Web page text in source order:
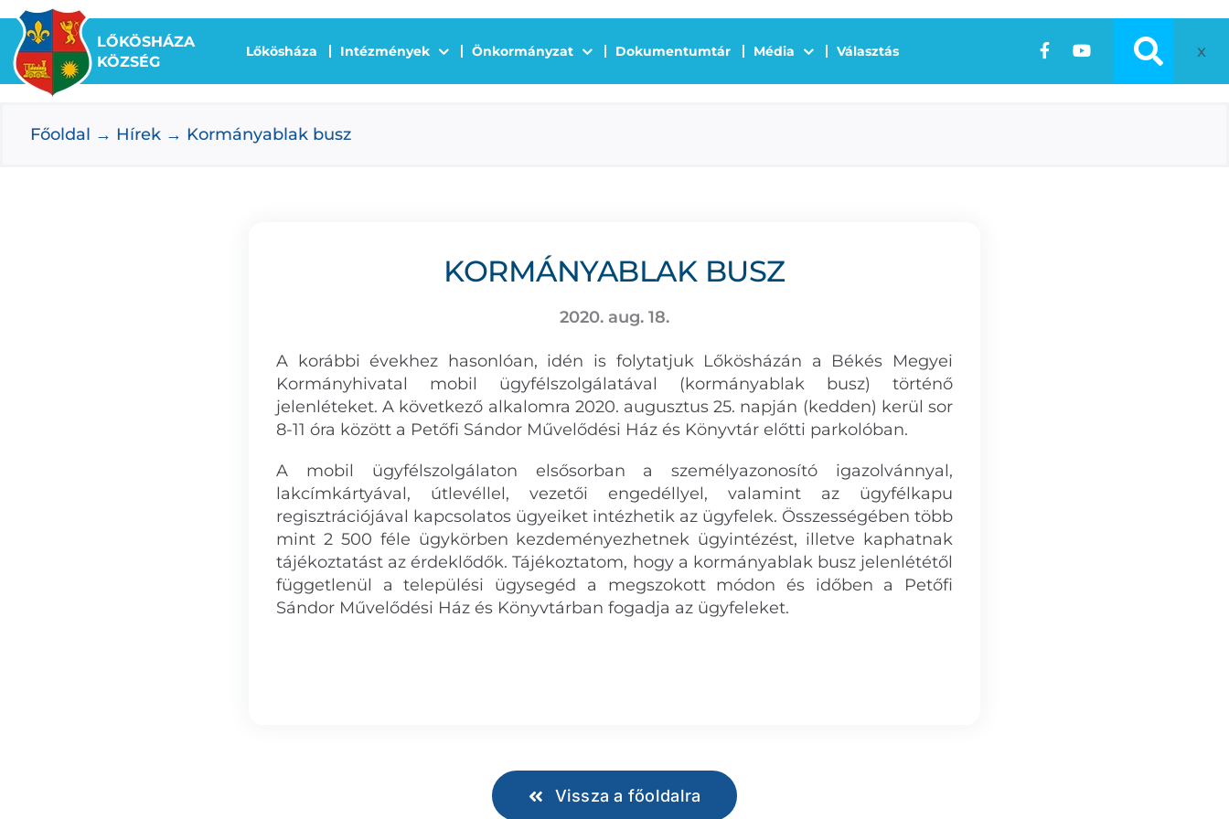
Kihagyás
LŐKÖSHÁZA
KÖZSÉG
Lőkösháza Intézmények Önkormányzat Dokumentumtár Média Választás x
Főoldal Hírek Kormányablak busz
KORMÁNYABLAK BUSZ
2020. aug. 18.
A korábbi évekhez hasonlóan, idén is folytatjuk Lőkösházán a Békés Megyei
Kormányhivatal mobil ügyfélszolgálatával (kormányablak busz) történő
jelenléteket. A következő alkalomra 2020. augusztus 25. napján (kedden) kerül sor
8-11 óra között a Petőfi Sándor Művelődési Ház és Könyvtár előtti parkolóban.
A mobil ügyfélszolgálaton elsősorban a személyazonosító igazolvánnyal,
lakcímkártyával, útlevéllel, vezetői engedéllyel, valamint az ügyfélkapu
regisztrációjával kapcsolatos ügyeiket intézhetik az ügyfelek. Összességében több
mint 2 500 féle ügykörben kezdeményezhetnek ügyintézést, illetve kaphatnak
tájékoztatást az érdeklődők. Tájékoztatom, hogy a kormányablak busz jelenlététől
függetlenül a települési ügysegéd a megszokott módon és időben a Petőfi
Sándor Művelődési Ház és Könyvtárban fogadja az ügyfeleket.
Vissza a főoldalra